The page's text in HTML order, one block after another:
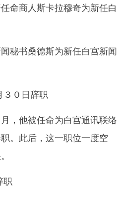
命商人斯卡拉穆奇为新任白
秘书桑德斯为新任白宫新闻
０日辞职
，他被任命为白宫通讯联络
。此后，这一职位一度空